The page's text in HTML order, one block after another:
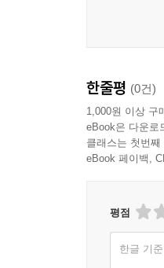
한줄평 (0건)
1,000원 이상 구
eBook은 다운로
클래스는 첫번
eBook 페이백,
평점
한글 기